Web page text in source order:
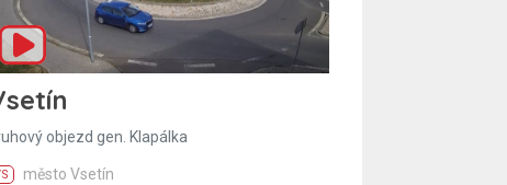
objezd gen. Klapálka
město Vsetín